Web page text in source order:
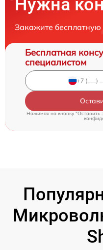
Нужна
Закажите
Бесплатная
специалистом
Нажимая на кнопку "Оставить